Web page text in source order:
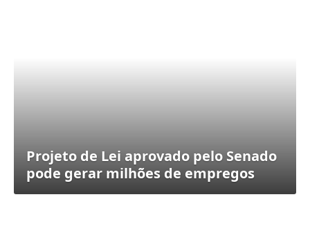
Projeto de Lei aprovado pelo Senado
pode gerar milhões de empregos